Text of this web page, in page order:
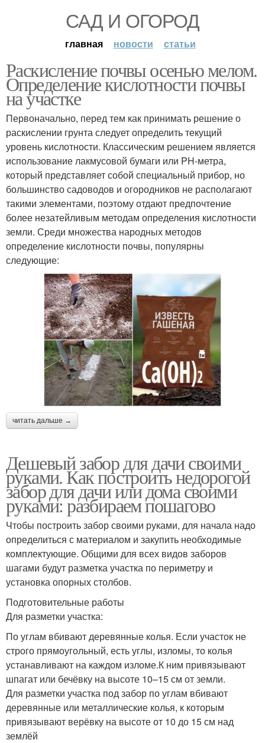
САД И ОГОРОД
главная новости статьи
Раскисление почвы осенью мелом.
Определение кислотности почвы
на участке
Первоначально, перед тем как принимать решение о
раскислении грунта следует определить текущий
уровень кислотности. Классическим решением является
использование лакмусовой бумаги или PH-метра,
который представляет собой специальный прибор, но
большинство садоводов и огородников не располагают
такими элементами, поэтому отдают предпочтение
более незатейливым методам определения кислотности
земли. Среди множества народных методов
определение кислотности почвы, популярны
следующие:
читать дальше →
Дешевый забор для дачи своими
руками. Как построить недорогой
забор для дачи или дома своими
руками: разбираем пошагово
Чтобы построить забор своими руками, для начала надо
определиться с материалом и закупить необходимые
комплектующие. Общими для всех видов заборов
шагами будут разметка участка по периметру и
установка опорных столбов.
Подготовительные работы
Для разметки участка:
По углам вбивают деревянные колья. Если участок не
строго прямоугольный, есть углы, изломы, то колья
устанавливают на каждом изломе.К ним привязывают
шпагат или бечёвку на высоте 10–15 см от земли.
Для разметки участка под забор по углам вбивают
деревянные или металлические колья, к которым
привязывают верёвку на высоте от 10 до 15 см над
землёй